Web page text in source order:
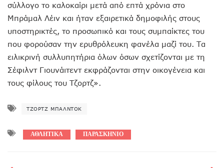
σύλλογο το καλοκαίρι μετά από επτά χρόνια στο
Μπράμαλ Λέιν και ήταν εξαιρετικά δημοφιλής στους
υποστηρικτές, το προσωπικό και τους συμπαίκτες του
που φορούσαν την ερυθρόλευκη φανέλα μαζί του. Τα
ειλικρινή συλλυπητήρια όλων όσων σχετίζονται με τη
Σέφιλντ Γιουνάιτεντ εκφράζονται στην οικογένεια και
τους φίλους του Τζορτζ».
ΤΖΟΡΤΖ ΜΠΆΛΝΤΟΚ
ΑΘΛΗΤΙΚΑ ΠΑΡΑΣΚΗΝΙΟ